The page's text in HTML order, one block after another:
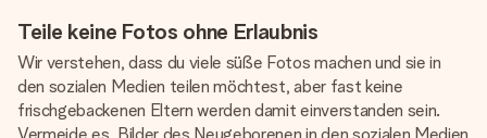
Teile keine Fotos ohne Erlaubnis
Wir verstehen, dass du viele süße Fotos machen und sie in
den sozialen Medien teilen möchtest, aber fast keine
frischgebackenen Eltern werden damit einverstanden sein.